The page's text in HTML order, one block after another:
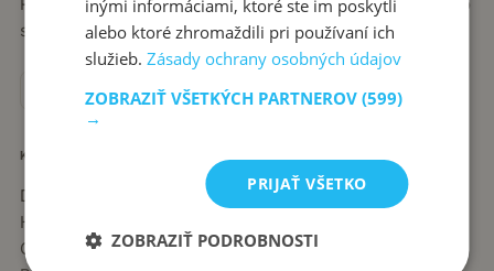
Recepty píše babka Stanka. Jednoduché, poctivé jedlá zo
slovenskej kuchyne, ktoré sa vždy podaria.
KATEGÓRIE
Dezerty
Hlavné jedlá
Chuťovky
inými informáciami, ktoré ste im poskytli
alebo ktoré zhromaždili pri používaní ich
služieb.Zásady ochrany osobných údajov
ZOBRAZIŤ VŠETKÝCH PARTNEROV(599)
→
PRIJAŤ VŠETKO
ZOBRAZIŤ PODROBNOSTI